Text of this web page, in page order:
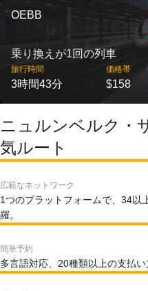
OEBB
乗り換えが1回の列車
旅行時間
3時間43分
価格帯
$158
ニュルンベルク・
気ルート
広範なネットワーク
1つのプラットフォームで、34以
羅。
簡単予約
多言語対応、20種類以上の支払い